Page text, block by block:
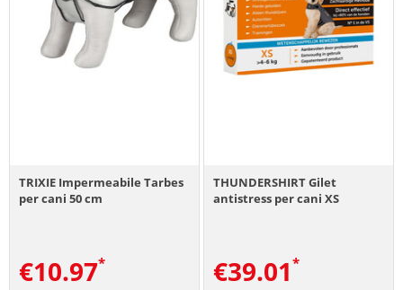
TRIXIE Impermeabile Tarbes
per cani 50 cm
€10.97
THUNDERSHIRT Gilet
antistress per cani XS
€39.01